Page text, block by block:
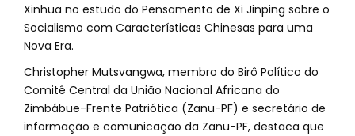
Xinhua no estudo do Pensamento de Xi Jinping sobre o
Socialismo com Características Chinesas para uma
Nova Era.
Christopher Mutsvangwa, membro do Birô Político do
Comitê Central da União Nacional Africana do
Zimbábue-Frente Patriótica (Zanu-PF) e secretário de
informação e comunicação da Zanu-PF, destaca que